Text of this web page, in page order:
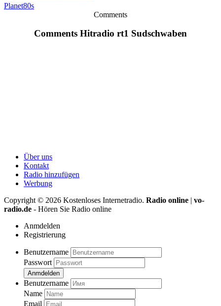
Planet80s
Comments
Comments Hitradio rt1 Sudschwaben
Über uns
Kontakt
Radio hinzufügen
Werbung
Copyright © 2026 Kostenloses Internetradio. Radio online | vo-
radio.de - Hören Sie Radio online
Anmdelden
Registrierung
Benutzername
Passwort
Anmdelden
Benutzername
Name
Email